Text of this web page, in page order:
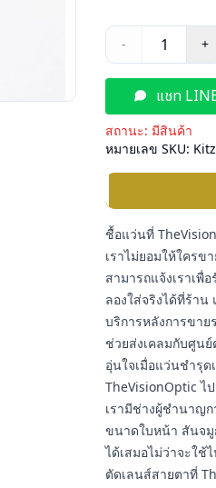
- 1 +
แชท
สถานะ: มีสินค้า
หมายเลข SKU:
ชื้อแว่นที่
เราไม่ยอมให้ใครข
สามารถแจ้งเราเพื่
ลองใส่จริงได้ที่ร้า
บริการหลังการขาย
ช่วยส่งเคลมกับศูน
อุ่นใจเมื่อแว่นชำรุ
TheVisionOptic ไ
เรามีช่างผู้ชำนาญ
ขนาดใบหน้า สันจมู
ได้เสมอไม่ว่าจะใช้
ตัดเลนส์สายตาที่